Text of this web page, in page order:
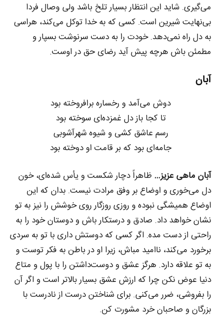
می‌گیری. شاید این انتظار بسیار تلخ باشد ولی وصال فردا
بی‌نهایت شیرین است. کسی که به خدا توکل می‌کند، هراسی
به دل راه نمی‌دهد. خودت را به دست سرنوشت بسپار و
مطمئن باش هرچه پیش آید رضای حق در اوست.
آبان
دوش می‌آمد و رخساره برافروخته بود
تا کجا باز دل غمزده‌ای سوخته بود
رسم عاشق کشی و شیوه شهرآشوبی
جامه‌ای بود که بر قامت او دوخته بود
آبان ماهی عزیز… ظاهراً دچار شکست و یأس شده‌ای، خون
دل می‌خوری و اوضاع بر وفق مرادت نیست. بدان که این
اوضاع همیشگی نبوده و روزی روزگار روی خوشش را نیز به تو
نشان خواهد داد. صادق و درستکار باش و دوستان خود را به
راحتی از دست مده. اگر کسی که دوستش داری با تو به سردی
برخورد می‌کند، ناامید مباش، زیرا او در باطن به فکر توست و
به تو علاقه دارد. هرگز عشق و دوست‌داشتن را با پول و متاع
دنیا عوض نکن چرا که ارزش عشق بسیار بالاتر است و اگر آن
را بفروشی، ضرر می‌کنی. برای شناختن درست از نادرست با
بزرگان و صاحبان خرد مشورت کن.